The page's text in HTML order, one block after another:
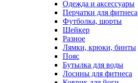
Одежда и аксессуары
Перчатки для фитнеса
Футболка, шорты
Шейкер
Разное
Лямки, крюки, бинты
Пояс
Бутылка для воды
Лосины для фитнеса